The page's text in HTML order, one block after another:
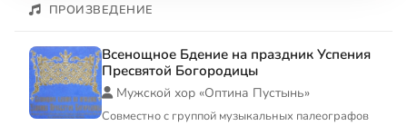
ПРОИЗВЕДЕНИЕ
Всенощное Бдение на праздник Успения
Пресвятой Богородицы
Мужской хор «Оптина Пустынь»
Совместно с группой музыкальных палеографов